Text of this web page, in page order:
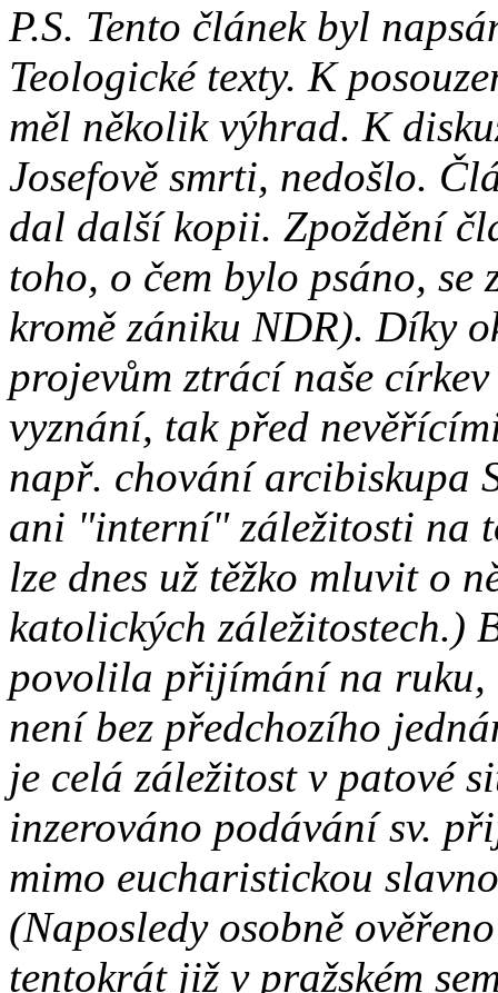
P.S. Tento článek byl
Teologické texty. K
měl několik výhrad. K
Josefově smrti, nedošlo.
dal další kopii. Zpoždění
toho, o čem bylo psáno, se
kromě zániku NDR). Díky
projevům ztrácí naše
vyznání, tak před
např. chování arcibiskupa
ani "interní" záležitosti na
lze dnes už těžko mluvit o
katolických záležitostech.)
povolila přijímání na ruku,
není bez předchozího
je celá záležitost v patové
inzerováno podávání sv.
mimo eucharistickou
(Naposledy osobně
tentokrát již v pražském